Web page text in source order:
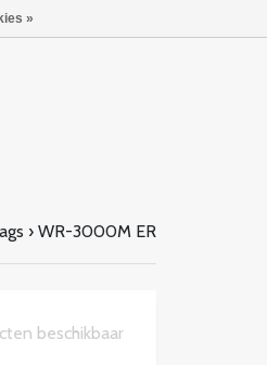
› WR-3000M ER
beschikbaar
»